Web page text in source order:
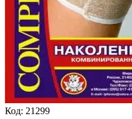
Код: 21299